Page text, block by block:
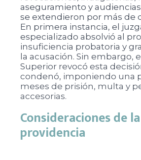
aseguramiento y
se extendieron por más de
En primera instancia, el
especializado absolvió al
insuficiencia probatoria y
la acusación. Sin embargo,
Superior revocó esta
condenó, imponiendo una
meses de prisión, multa y
accesorias.
Consideraciones de la
providencia